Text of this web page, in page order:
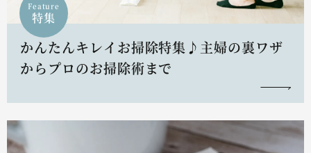
Feature
特集
かんたんキレイお掃除特集♪主婦の裏ワザ
からプロのお掃除術まで